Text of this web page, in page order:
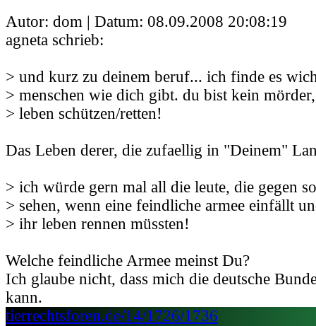
Autor: dom | Datum: 08.09.2008 20:08:19
agneta schrieb:
> und kurz zu deinem beruf... ich finde es
> menschen wie dich gibt. du bist kein
> leben schützen/retten!
Das Leben derer, die zufaellig in "Deinem"
> ich würde gern mal all die leute, die gegen
> sehen, wenn eine feindliche armee einfällt
> ihr leben rennen müssten!
Welche feindliche Armee meinst Du?
Ich glaube nicht, dass mich die deutsche
kann.
tierrechtsforen.de/14/1726/1736